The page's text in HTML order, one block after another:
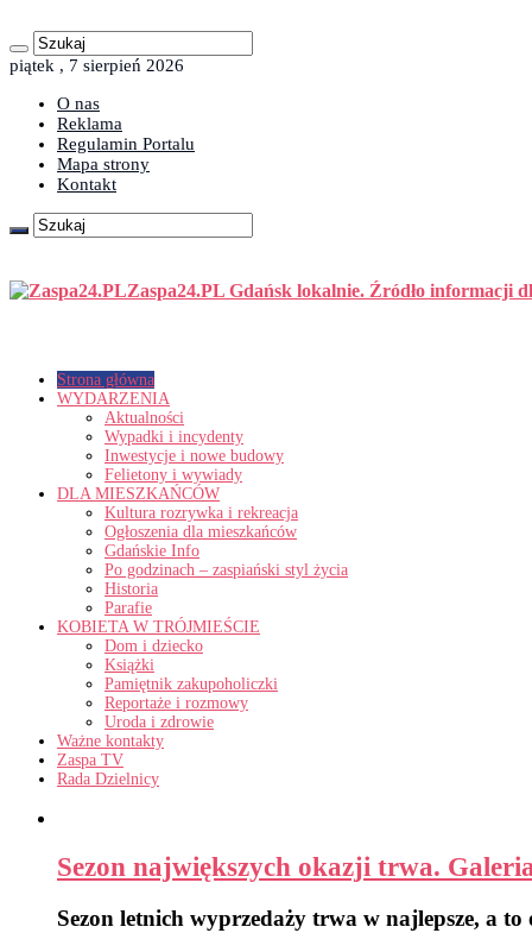
piątek , 7 sierpień 2026
O nas
Reklama
Regulamin Portalu
Mapa strony
Kontakt
Zaspa24.PL Gdańsk lokalnie. Źródło informacji
Strona główna
WYDARZENIA
Aktualności
Wypadki i incydenty
Inwestycje i nowe budowy
Felietony i wywiady
DLA MIESZKAŃCÓW
Kultura rozrywka i rekreacja
Ogłoszenia dla mieszkańców
Gdańskie Info
Po godzinach – zaspiański styl życia
Historia
Parafie
KOBIETA W TRÓJMIEŚCIE
Dom i dziecko
Książki
Pamiętnik zakupoholiczki
Reportaże i rozmowy
Uroda i zdrowie
Ważne kontakty
Zaspa TV
Rada Dzielnicy
Sezon największych okazji trwa.
Sezon letnich wyprzedaży trwa w najlepsze, a